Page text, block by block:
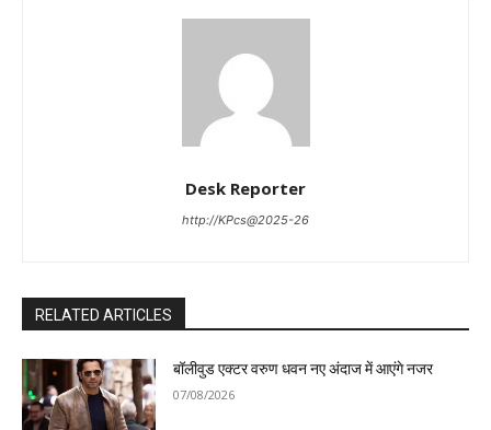
Desk Reporter
http://KPcs@2025-26
RELATED ARTICLES
बॉलीवुड एक्टर वरुण धवन नए अंदाज में आएंगे नजर
07/08/2026